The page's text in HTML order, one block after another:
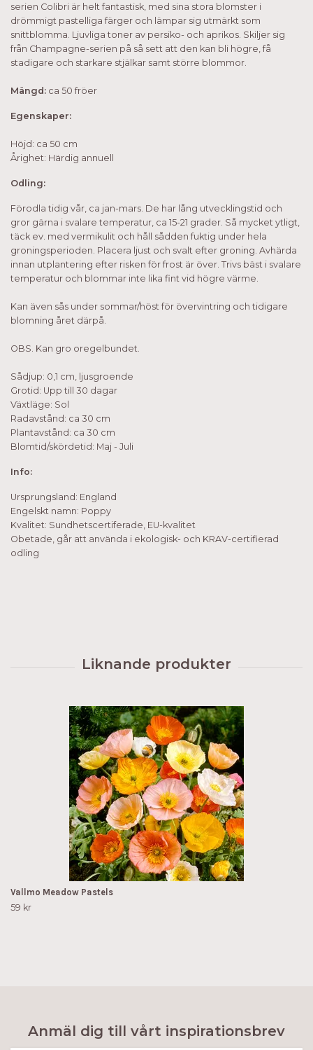
serien Colibri är helt fantastisk, med sina stora blomster i
drömmigt pastelliga färger och lämpar sig utmärkt som
snittblomma. Ljuvliga toner av persiko- och aprikos. Skiljer sig
från Champagne-serien på så sett att den kan bli högre, få
stadigare och starkare stjälkar samt större blommor.
Mängd: ca 50 fröer
Egenskaper:
Höjd: ca 50 cm
Årighet: Härdig annuell
Odling:
Förodla tidig vår, ca jan-mars. De har lång utvecklingstid och
gror gärna i svalare temperatur, ca 15-21 grader. Så mycket ytligt,
täck ev. med vermikulit och håll sådden fuktig under hela
groningsperioden. Placera ljust och svalt efter groning. Avhärda
innan utplantering efter risken för frost är över. Trivs bäst i svalare
temperatur och blommar inte lika fint vid högre värme.
Kan även sås under sommar/höst för övervintring och tidigare
blomning året därpå.
OBS. Kan gro oregelbundet.
Sådjup: 0,1 cm, ljusgroende
Grotid: Upp till 30 dagar
Växtläge: Sol
Radavstånd: ca 30 cm
Plantavstånd: ca 30 cm
Blomtid/skördetid: Maj - Juli
Info:
Ursprungsland: England
Engelskt namn: Poppy
Kvalitet: Sundhetscertiferade, EU-kvalitet
Obetade, går att använda i ekologisk- och KRAV-certifierad
odling
Vallmo Meadow Pastels
59 kr
Anmäl dig till vårt inspirationsbrev